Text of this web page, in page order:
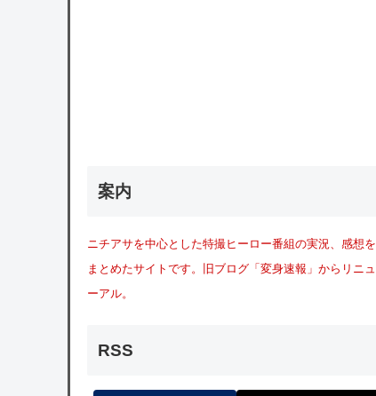
案内
ニチアサを中心とした特撮ヒーロー番組の実況、感想を
まとめたサイトです。旧ブログ「変身速報」からリニュ
ーアル。
RSS